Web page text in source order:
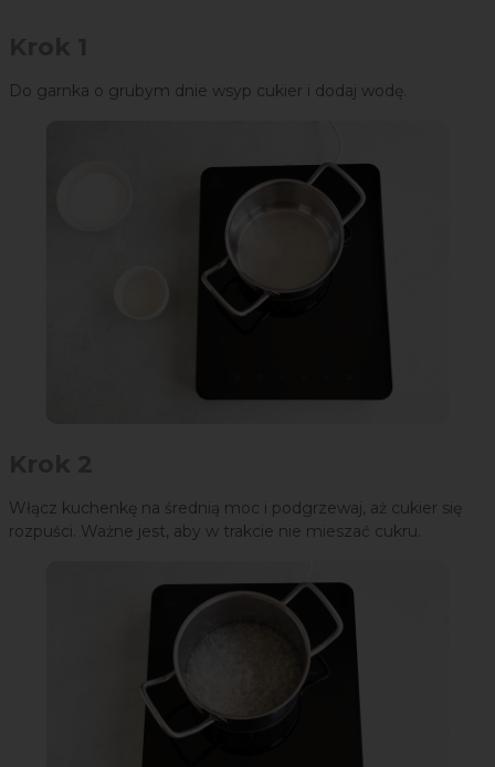
Do garnka o grubym dnie wsyp cukier i dodaj wodę.
Włącz kuchenkę na średnią moc i podgrzewaj, aż cukier się
rozpuści. Ważne jest, aby w trakcie nie mieszać cukru.